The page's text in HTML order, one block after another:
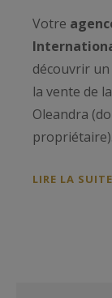
Votre
découvrir
la vente de
Oleandra
LIRE LA SUITE